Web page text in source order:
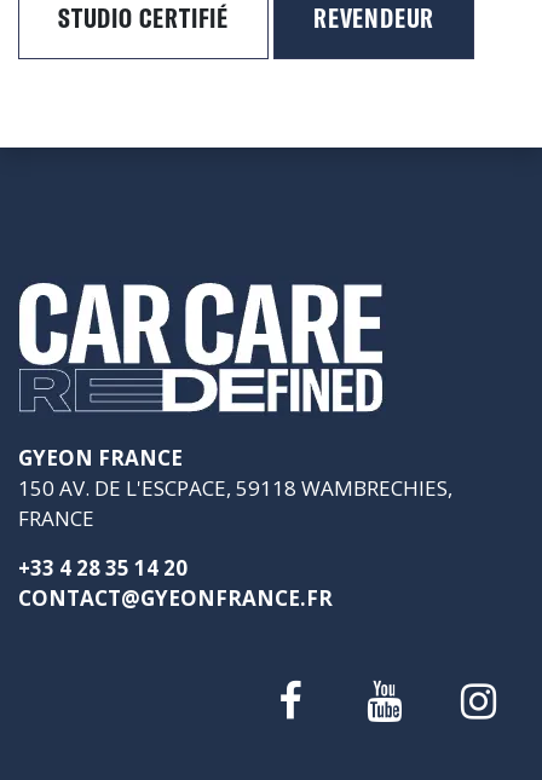
STUDIO CERTIFIÉ REVENDEUR
GYEON FRANCE
150 AV. DE L'ESCPACE, 59118 WAMBRECHIES,
FRANCE
+33 4 28 35 14 20
CONTACT@GYEONFRANCE.FR